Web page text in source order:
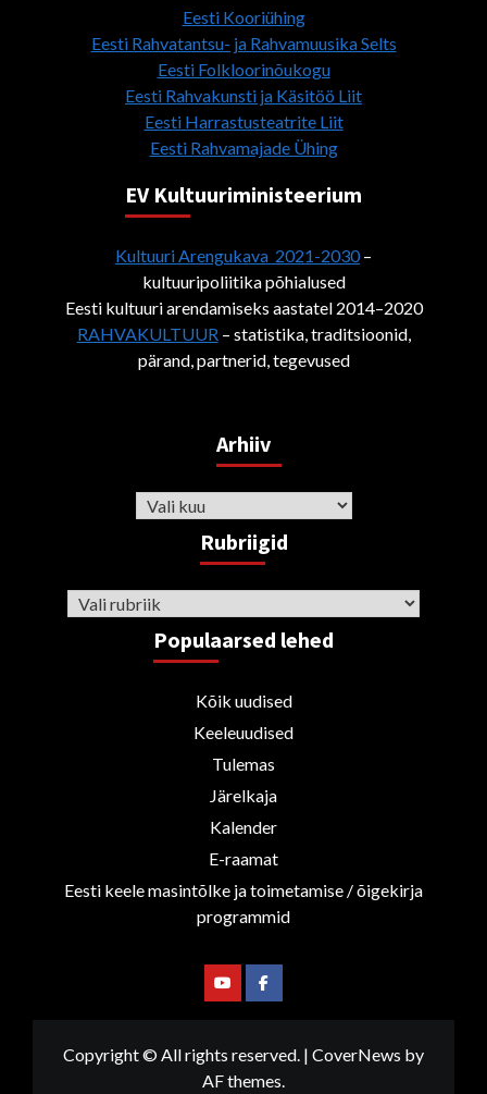
Eesti Kooriühing
Eesti Rahvatantsu- ja Rahvamuusika Selts
Eesti Folkloorinõukogu
Eesti Rahvakunsti ja Käsitöö Liit
Eesti Harrastusteatrite Liit
Eesti Rahvamajade Ühing
EV Kultuuriministeerium
Kultuuri Arengukava 2021-2030–
kultuuripoliitika põhialused
Eesti kultuuri arendamiseks aastatel 2014–2020
RAHVAKULTUUR– statistika, traditsioonid,
pärand, partnerid, tegevused
Arhiiv
Arhiiv
Rubriigid
Rubriigid
Populaarsed lehed
Kõik uudised
Keeleuudised
Tulemas
Järelkaja
Kalender
E-raamat
Eesti keele masintõlke ja toimetamise / õigekirja
programmid
YoutubeFacebook
Copyright © All rights reserved. | CoverNews by
AF themes.